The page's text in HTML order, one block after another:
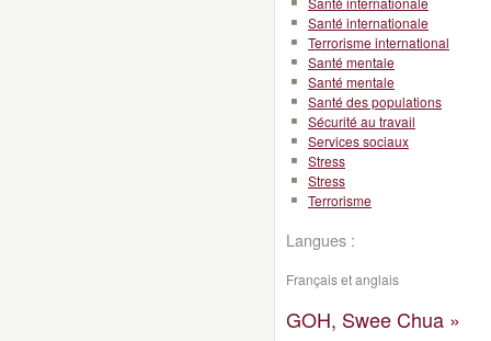
Santé internationale
Terrorisme international
Santé mentale
Santé mentale
Santé des populations
Sécurité au travail
Services sociaux
Stress
Stress
Terrorisme
Langues :
Français et anglais
GOH, Swee Chua »